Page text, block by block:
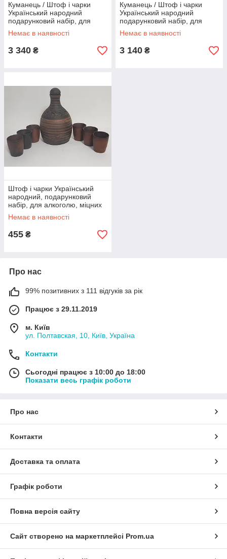
Куманець / Штоф і чарки
Український народний
подарунковий набір, для
алкоголю, міцних напоїв,
горілки
Немає в наявності
3 340 ₴
Куманець / Штоф і чарки
Український народний
подарунковий набір, для
алкоголю, міцних напоїв,
горілки
Немає в наявності
3 140 ₴
Штоф і чарки Український
народний, подарунковий
набір, для алкоголю, міцних
напоїв, спиртного, горілки,
коньяку
Немає в наявності
455 ₴
Про нас
99% позитивних з 111 відгуків за рік
Працює з 29.11.2019
м. Київ
ул. Полтавская, 10, Київ, Україна
Контакти
Сьогодні працює з 10:00 до 18:00
Показати весь графік роботи
Про нас
Контакти
Доставка та оплата
Графік роботи
Повна версія сайту
Сайт створено на маркетплейсі Prom.ua